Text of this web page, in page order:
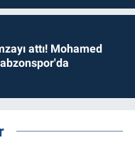
attı! Mohamed